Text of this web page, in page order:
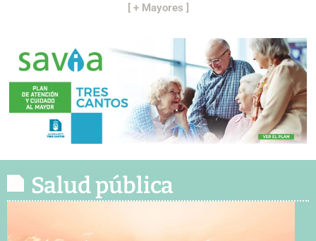
[ + Mayores ]
Salud pública